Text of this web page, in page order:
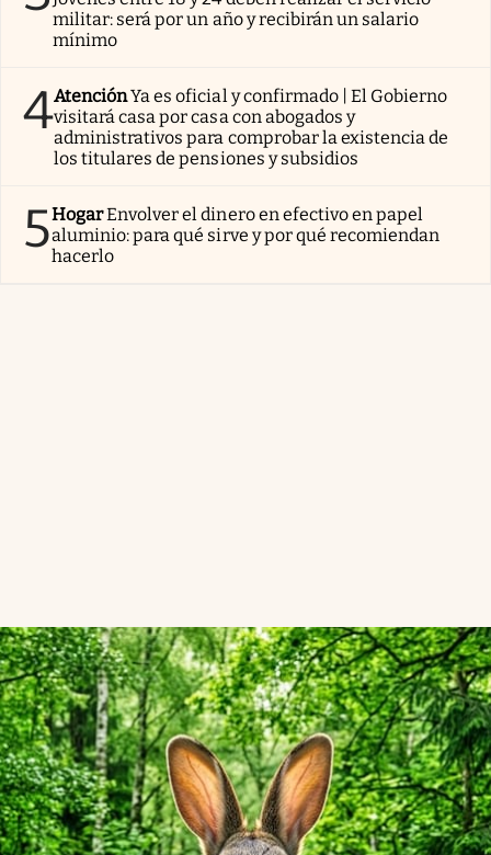
militar: será por un año y recibirán un salario
mínimo
4AtenciónYa es oficial y confirmado | El Gobierno
visitará casa por casa con abogados y
administrativos para comprobar la existencia de
los titulares de pensiones y subsidios
5HogarEnvolver el dinero en efectivo en papel
aluminio: para qué sirve y por qué recomiendan
hacerlo